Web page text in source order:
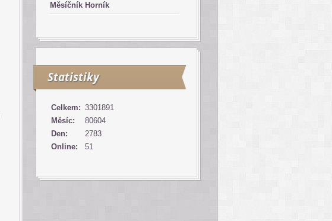
Měsíčník Horník
Statistiky
Online: 51
Celkem: 3301891
Měsíc:
80604
Den:
2783